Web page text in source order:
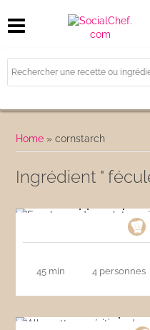
Home »cornstarch
Ingrédient "
45 min 4 personnes